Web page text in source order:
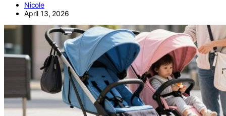
Nicole
April 13, 2026